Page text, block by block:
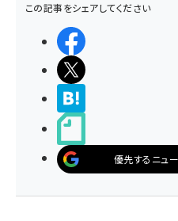
この記事をシェアしてください
優先するニュ